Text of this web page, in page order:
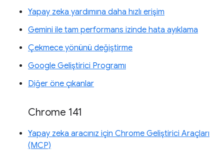
Yapay zeka yardımına daha hızlı erişim
Gemini ile tam performans izinde hata ayıklama
Çekmece yönünü değiştirme
Google Geliştirici Programı
Diğer öne çıkanlar
Chrome 141
Yapay zeka aracınız için Chrome Geliştirici Araçları
(MCP)